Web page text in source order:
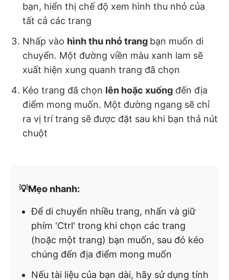
bạn, hiển thị chế độ xem hình thu nhỏ của
tất cả các trang
Nhấp vào hình thu nhỏ trang bạn muốn di
chuyển. Một đường viền màu xanh lam sẽ
xuất hiện xung quanh trang đã chọn
Kéo trang đã chọn lên hoặc xuống đến địa
điểm mong muốn. Một đường ngang sẽ chỉ
ra vị trí trang sẽ được đặt sau khi bạn thả nút
chuột
💡Mẹo nhanh:
Để di chuyển nhiều trang, nhấn và giữ
phím 'Ctrl' trong khi chọn các trang
(hoặc một trang) bạn muốn, sau đó kéo
chúng đến địa điểm mong muốn
Nếu tài liệu của bạn dài, hãy sử dụng tính